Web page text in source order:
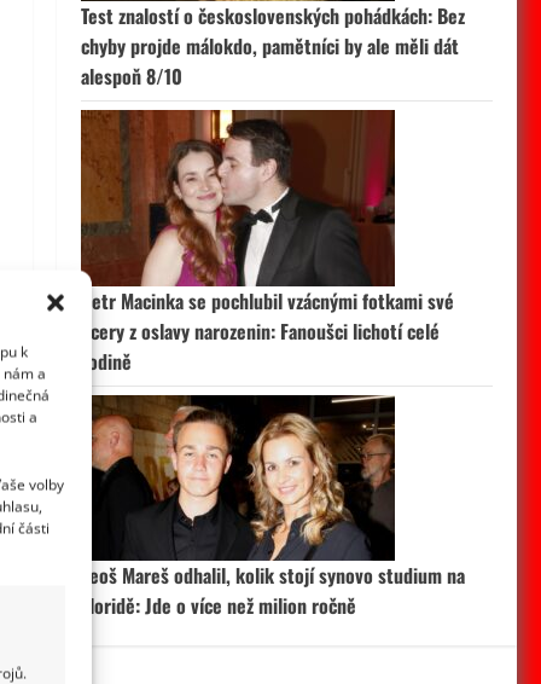
k
a
a
volby
části
Test znalostí o československých pohádkách: Bez
chyby projde málokdo, pamětníci by ale měli dát
alespoň 8/10
Petr Macinka se pochlubil vzácnými fotkami své
dcery z oslavy narozenin: Fanoušci lichotí celé
rodině
Leoš Mareš odhalil, kolik stojí synovo studium na
Floridě: Jde o více než milion ročně